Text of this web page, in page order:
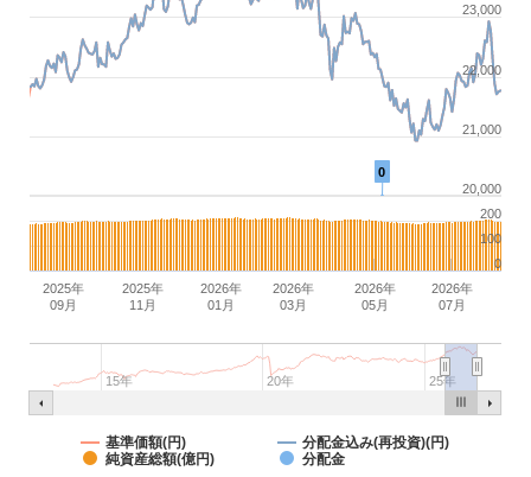
0
2025年
11月
2026年
03月
2026年
07月
2025年
09月
2026年
01月
2026年
05月
20年
15年 25年
基準価額(円)
分配金込み(再投資)(円)
純資産総額(億円)
分配金
20,000
21,000
22,000
23,000
0
100
200